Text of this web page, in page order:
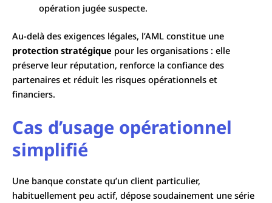
opération jugée suspecte.
Au-delà des exigences légales, l’AML constitue une
protection stratégique pour les organisations : elle
préserve leur réputation, renforce la confiance des
partenaires et réduit les risques opérationnels et
financiers.
Cas d’usage opérationnel
simplifié
Une banque constate qu’un client particulier,
habituellement peu actif, dépose soudainement une série